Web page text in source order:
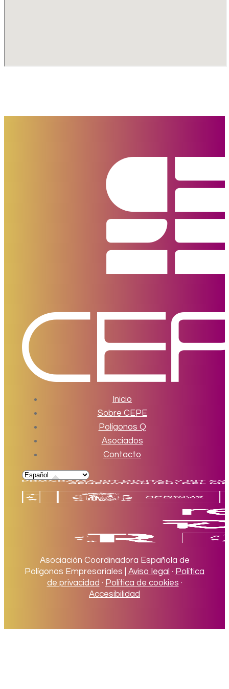
Inicio
Sobre CEPE
Polígonos Q
Asociados
Contacto
Asociación Coordinadora Española de
Polígonos Empresariales | Aviso legal · Política
de privacidad · Política de cookies ·
Accesibilidad